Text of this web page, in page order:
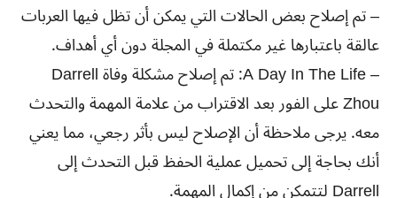
– تم إصلاح بعض الحالات التي يمكن أن تظل فيها العربات
عالقة باعتبارها غير مكتملة في المجلة دون أي أهداف.
– A Day In The Life: تم إصلاح مشكلة وفاة Darrell
Zhou على الفور بعد الاقتراب من علامة المهمة والتحدث
معه. يرجى ملاحظة أن الإصلاح ليس بأثر رجعي، مما يعني
أنك بحاجة إلى تحميل عملية الحفظ قبل التحدث إلى
Darrell لتتمكن من إكمال المهمة.